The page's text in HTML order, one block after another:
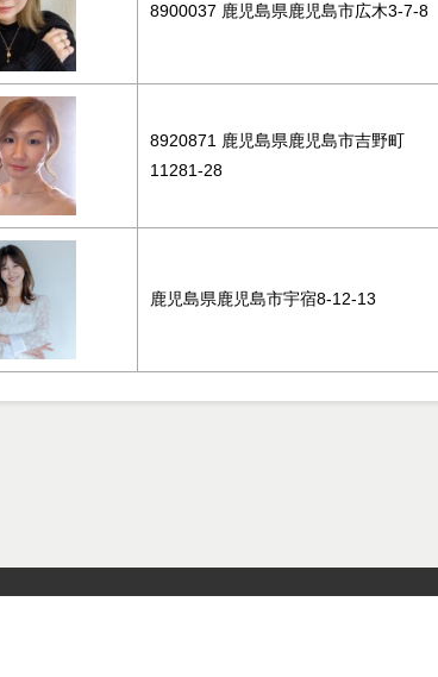
8900037 鹿児島県鹿児島市広木3-7-8
8920871 鹿児島県鹿児島市吉野町
11281-28
鹿児島県鹿児島市宇宿8-12-13